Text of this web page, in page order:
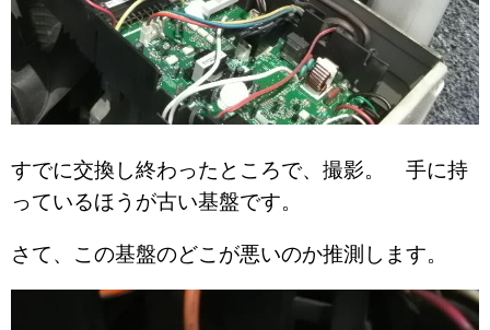
すでに交換し終わったところで、撮影。 手に持
っているほうが古い基盤です。
さて、この基盤のどこが悪いのか推測します。